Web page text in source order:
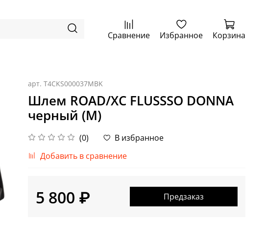
Сравнение Избранное Корзина
арт. T4CKS000037MBK
Шлем ROAD/XC FLUSSSO DONNA
черный (M)
(0)
В избранное
Добавить в сравнение
5 800 ₽ Предзаказ